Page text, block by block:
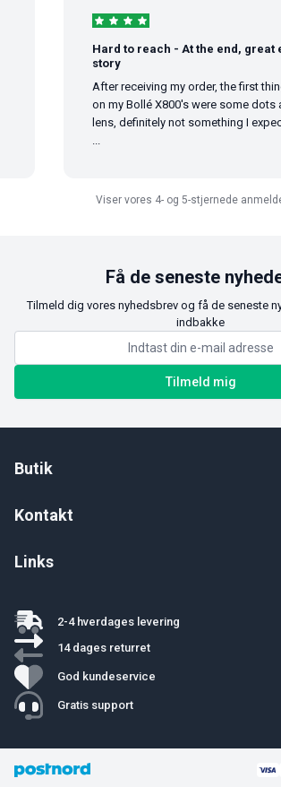
Hard to reach - At the end, great
story
After receiving my order, the first
on my Bollé X800's were some dots
lens, definitely not something I
Viser vores 4- og 5-stjernede
Få de seneste
Tilmeld dig vores nyhedsbrev og få de seneste
indbakke
Tilmeld mig
Butik
Kontakt
Links
2-4 hverdages levering
14 dages returret
God kundeservice
Gratis support